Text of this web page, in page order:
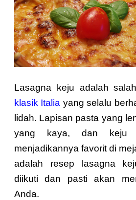
Lasagna keju adalah
klasik Italia yang selalu
lidah. Lapisan pasta yang
yang kaya, dan keju
menjadikannya favorit di
adalah resep lasagna
diikuti dan pasti akan
Anda.